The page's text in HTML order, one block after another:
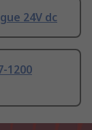
24V dc
1200